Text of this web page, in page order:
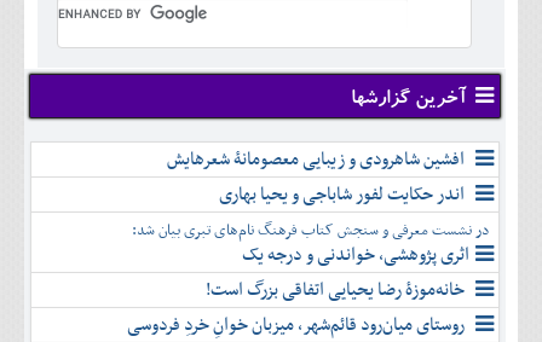
دی
بهمن
اسفند
آبان
آذر
دی
بهمن
اسفند
شهريور
مهر
آبان
آذر
دی
بهمن
اسفند
تير
مرداد
شهريور
مهر
آبان
آذر
دی
بهمن
اسفند
آخرین گزارشها
افشین شاهرودی و زیبایی معصومانۀ شعرهایش
اندر حکایت لفور شاباجی و یحیا بهاری
در نشست معرفی و سنجش کتاب فرهنگ نام‌های تبری بیان شد:
اثری پژوهشی، خواندنی و درجه یک
خانه‌موزۀ رضا یحیایی اتفاقی بزرگ است!
روستای میان‌رود قائم‌شهر، میزبان خوانِ خردِ فردوسی